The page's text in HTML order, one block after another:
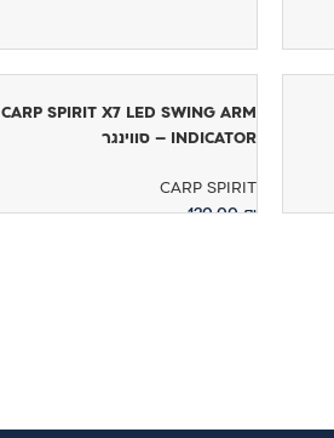
CARP SPIRIT X7 LED SWING ARM
INDICATOR – סווינגר
CARP SPIRIT
120.00₪